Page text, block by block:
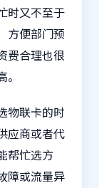
时又不至于
方便部门预
费合理也很
物联卡的时
应商或者代
帮忙选方
障或流量异